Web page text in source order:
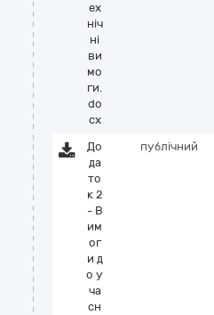
ех
ніч
ні
ви
мо
ги.
do
cx
До
да
то
к 2
- В
им
ог
и д
о у
ча
сн
публічний